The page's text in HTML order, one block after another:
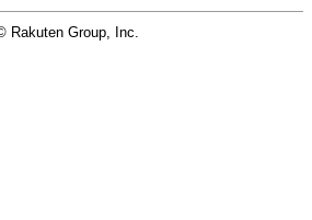
Rakuten Group, Inc.